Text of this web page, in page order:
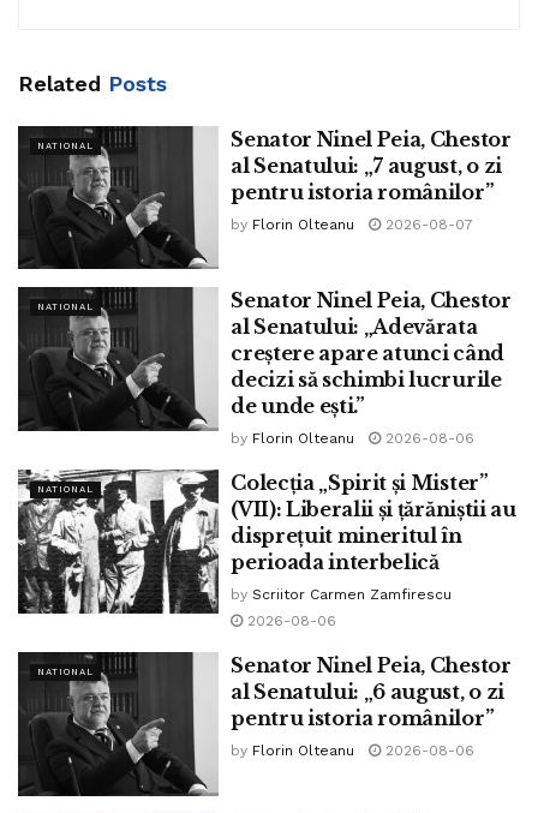
Related Posts
NATIONAL
Senator Ninel Peia, Chestor
al Senatului: „7 august, o zi
pentru istoria românilor”
by Florin Olteanu 2026-08-07
NATIONAL
Senator Ninel Peia, Chestor
al Senatului: „Adevărata
creștere apare atunci când
decizi să schimbi lucrurile
de unde ești.”
by Florin Olteanu 2026-08-06
NATIONAL
Colecția „Spirit și Mister”
(VII): Liberalii și țărăniștii au
disprețuit mineritul în
perioada interbelică
by Scriitor Carmen Zamfirescu
2026-08-06
NATIONAL
Senator Ninel Peia, Chestor
al Senatului: „6 august, o zi
pentru istoria românilor”
by Florin Olteanu 2026-08-06